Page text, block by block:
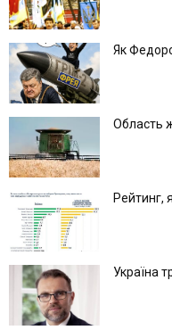
Як
Область
Рейтинг,
Україна